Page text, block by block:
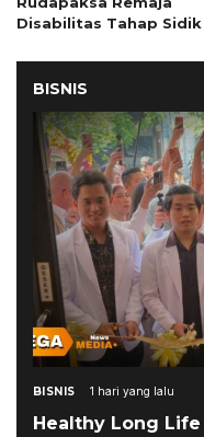
Disabilitas Tahap Sidik
BISNIS
BISNIS 1 hari yang lalu
Healthy Long